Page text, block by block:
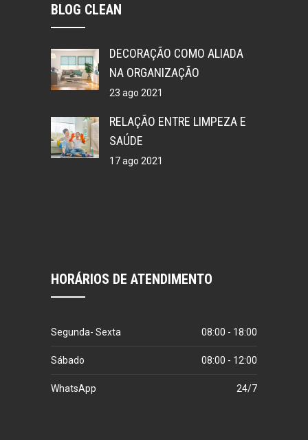
BLOG CLEAN
DECORAÇÃO COMO ALIADA
NA ORGANIZAÇÃO
23 ago 2021
RELAÇÃO ENTRE LIMPEZA E
SAÚDE
17 ago 2021
HORÁRIOS DE ATENDIMENTO
Segunda- Sexta 08:00 - 18:00
Sábado 08:00 - 12:00
WhatsApp 24/7